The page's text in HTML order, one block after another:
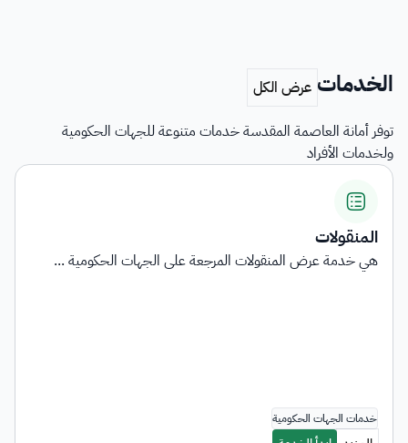
الخدمات
توفر أمانة العاصمة المقدسة خدمات متنوعة للجهات الحكومية
ولخدمات الأفراد
المنقولات
هي خدمة عرض المنقولات المرجعة على الجهات الحكومية ...